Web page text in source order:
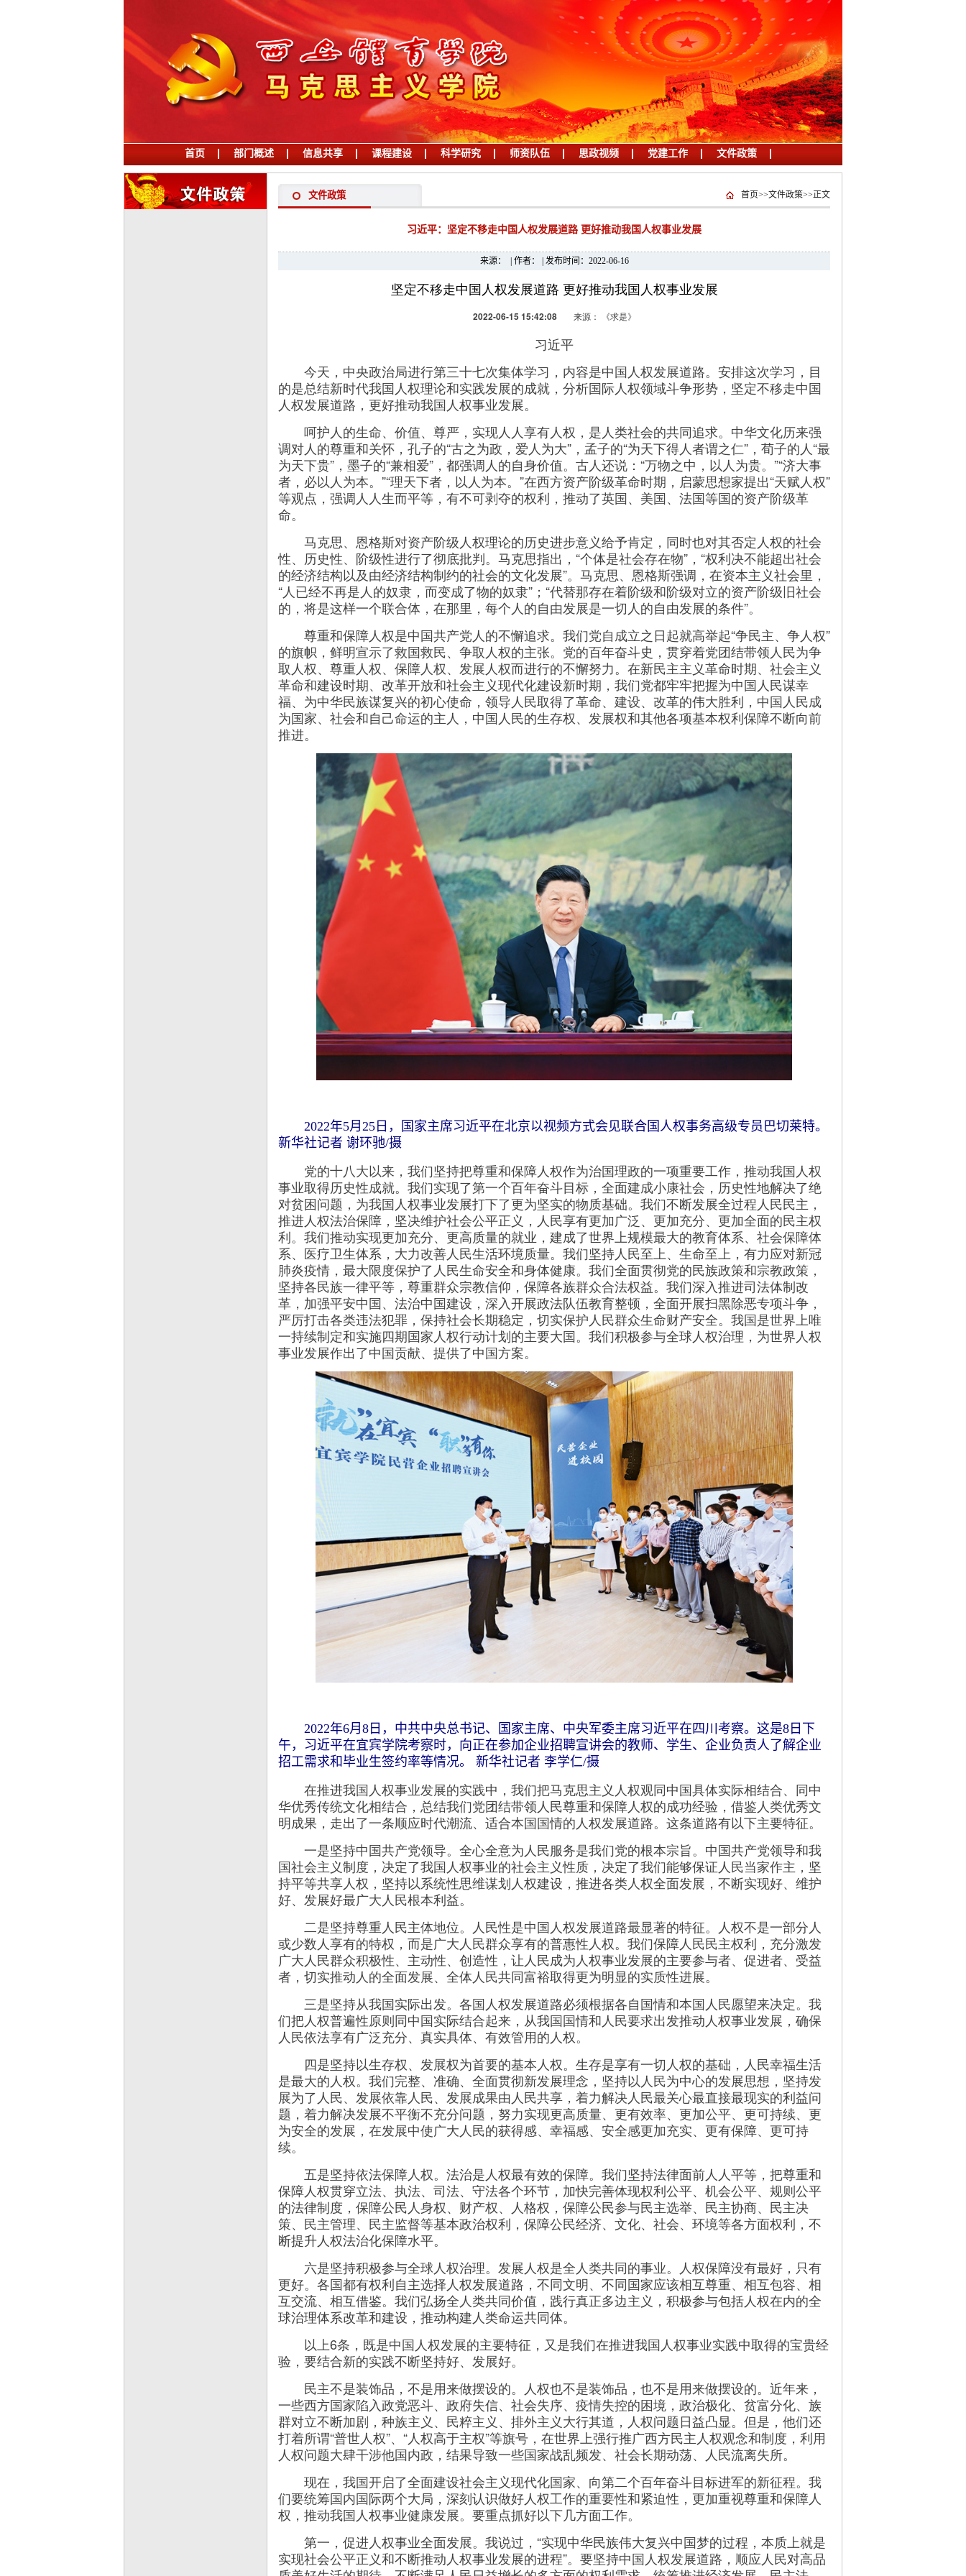
首页 部门概述 信息共享 课程建设 科学研究 师资队伍 思政视频 党建工作
文件政策
学习习近平党建思想
文件政策
首页>>文件政策>>正文
习近平：坚定不移走中国人权发展道路 更好推动我国人权事业发展
来源： | 作者： | 发布时间：2022-06-16
坚定不移走中国人权发展道路 更好推动我国人权事业发展
2022-06-15 15:42:08 来源： 《求是》
习近平
今天，中央政治局进行第三十七次集体学习，内容是中国人权发展道路。安排这次学习，目
的是总结新时代我国人权理论和实践发展的成就，分析国际人权领域斗争形势，坚定不移走中国
人权发展道路，更好推动我国人权事业发展。
呵护人的生命、价值、尊严，实现人人享有人权，是人类社会的共同追求。中华文化历来强
调对人的尊重和关怀，孔子的“古之为政，爱人为大”，孟子的“为天下得人者谓之仁”，荀子的人“最
为天下贵”，墨子的“兼相爱”，都强调人的自身价值。古人还说：“万物之中，以人为贵。”“济大事
者，必以人为本。”“理天下者，以人为本。”在西方资产阶级革命时期，启蒙思想家提出“天赋人权”
等观点，强调人人生而平等，有不可剥夺的权利，推动了英国、美国、法国等国的资产阶级革
命。
马克思、恩格斯对资产阶级人权理论的历史进步意义给予肯定，同时也对其否定人权的社会
性、历史性、阶级性进行了彻底批判。马克思指出，“个体是社会存在物”，“权利决不能超出社会
的经济结构以及由经济结构制约的社会的文化发展”。马克思、恩格斯强调，在资本主义社会里，
“人已经不再是人的奴隶，而变成了物的奴隶”；“代替那存在着阶级和阶级对立的资产阶级旧社会
的，将是这样一个联合体，在那里，每个人的自由发展是一切人的自由发展的条件”。
尊重和保障人权是中国共产党人的不懈追求。我们党自成立之日起就高举起“争民主、争人权”
的旗帜，鲜明宣示了救国救民、争取人权的主张。党的百年奋斗史，贯穿着党团结带领人民为争
取人权、尊重人权、保障人权、发展人权而进行的不懈努力。在新民主主义革命时期、社会主义
革命和建设时期、改革开放和社会主义现代化建设新时期，我们党都牢牢把握为中国人民谋幸
福、为中华民族谋复兴的初心使命，领导人民取得了革命、建设、改革的伟大胜利，中国人民成
为国家、社会和自己命运的主人，中国人民的生存权、发展权和其他各项基本权利保障不断向前
推进。
2022年5月25日，国家主席习近平在北京以视频方式会见联合国人权事务高级专员巴切莱特。
新华社记者 谢环驰/摄
党的十八大以来，我们坚持把尊重和保障人权作为治国理政的一项重要工作，推动我国人权
事业取得历史性成就。我们实现了第一个百年奋斗目标，全面建成小康社会，历史性地解决了绝
对贫困问题，为我国人权事业发展打下了更为坚实的物质基础。我们不断发展全过程人民民主，
推进人权法治保障，坚决维护社会公平正义，人民享有更加广泛、更加充分、更加全面的民主权
利。我们推动实现更加充分、更高质量的就业，建成了世界上规模最大的教育体系、社会保障体
系、医疗卫生体系，大力改善人民生活环境质量。我们坚持人民至上、生命至上，有力应对新冠
肺炎疫情，最大限度保护了人民生命安全和身体健康。我们全面贯彻党的民族政策和宗教政策，
坚持各民族一律平等，尊重群众宗教信仰，保障各族群众合法权益。我们深入推进司法体制改
革，加强平安中国、法治中国建设，深入开展政法队伍教育整顿，全面开展扫黑除恶专项斗争，
严厉打击各类违法犯罪，保持社会长期稳定，切实保护人民群众生命财产安全。我国是世界上唯
一持续制定和实施四期国家人权行动计划的主要大国。我们积极参与全球人权治理，为世界人权
事业发展作出了中国贡献、提供了中国方案。
2022年6月8日，中共中央总书记、国家主席、中央军委主席习近平在四川考察。这是8日下
午，习近平在宜宾学院考察时，向正在参加企业招聘宣讲会的教师、学生、企业负责人了解企业
招工需求和毕业生签约率等情况。 新华社记者 李学仁/摄
在推进我国人权事业发展的实践中，我们把马克思主义人权观同中国具体实际相结合、同中
华优秀传统文化相结合，总结我们党团结带领人民尊重和保障人权的成功经验，借鉴人类优秀文
明成果，走出了一条顺应时代潮流、适合本国国情的人权发展道路。这条道路有以下主要特征。
一是坚持中国共产党领导。全心全意为人民服务是我们党的根本宗旨。中国共产党领导和我
国社会主义制度，决定了我国人权事业的社会主义性质，决定了我们能够保证人民当家作主，坚
持平等共享人权，坚持以系统性思维谋划人权建设，推进各类人权全面发展，不断实现好、维护
好、发展好最广大人民根本利益。
二是坚持尊重人民主体地位。人民性是中国人权发展道路最显著的特征。人权不是一部分人
或少数人享有的特权，而是广大人民群众享有的普惠性人权。我们保障人民民主权利，充分激发
广大人民群众积极性、主动性、创造性，让人民成为人权事业发展的主要参与者、促进者、受益
者，切实推动人的全面发展、全体人民共同富裕取得更为明显的实质性进展。
三是坚持从我国实际出发。各国人权发展道路必须根据各自国情和本国人民愿望来决定。我
们把人权普遍性原则同中国实际结合起来，从我国国情和人民要求出发推动人权事业发展，确保
人民依法享有广泛充分、真实具体、有效管用的人权。
四是坚持以生存权、发展权为首要的基本人权。生存是享有一切人权的基础，人民幸福生活
是最大的人权。我们完整、准确、全面贯彻新发展理念，坚持以人民为中心的发展思想，坚持发
展为了人民、发展依靠人民、发展成果由人民共享，着力解决人民最关心最直接最现实的利益问
题，着力解决发展不平衡不充分问题，努力实现更高质量、更有效率、更加公平、更可持续、更
为安全的发展，在发展中使广大人民的获得感、幸福感、安全感更加充实、更有保障、更可持
续。
五是坚持依法保障人权。法治是人权最有效的保障。我们坚持法律面前人人平等，把尊重和
保障人权贯穿立法、执法、司法、守法各个环节，加快完善体现权利公平、机会公平、规则公平
的法律制度，保障公民人身权、财产权、人格权，保障公民参与民主选举、民主协商、民主决
策、民主管理、民主监督等基本政治权利，保障公民经济、文化、社会、环境等各方面权利，不
断提升人权法治化保障水平。
六是坚持积极参与全球人权治理。发展人权是全人类共同的事业。人权保障没有最好，只有
更好。各国都有权利自主选择人权发展道路，不同文明、不同国家应该相互尊重、相互包容、相
互交流、相互借鉴。我们弘扬全人类共同价值，践行真正多边主义，积极参与包括人权在内的全
球治理体系改革和建设，推动构建人类命运共同体。
以上6条，既是中国人权发展的主要特征，又是我们在推进我国人权事业实践中取得的宝贵经
验，要结合新的实践不断坚持好、发展好。
民主不是装饰品，不是用来做摆设的。人权也不是装饰品，也不是用来做摆设的。近年来，
一些西方国家陷入政党恶斗、政府失信、社会失序、疫情失控的困境，政治极化、贫富分化、族
群对立不断加剧，种族主义、民粹主义、排外主义大行其道，人权问题日益凸显。但是，他们还
打着所谓“普世人权”、“人权高于主权”等旗号，在世界上强行推广西方民主人权观念和制度，利用
人权问题大肆干涉他国内政，结果导致一些国家战乱频发、社会长期动荡、人民流离失所。
现在，我国开启了全面建设社会主义现代化国家、向第二个百年奋斗目标进军的新征程。我
们要统筹国内国际两个大局，深刻认识做好人权工作的重要性和紧迫性，更加重视尊重和保障人
权，推动我国人权事业健康发展。要重点抓好以下几方面工作。
第一，促进人权事业全面发展。我说过，“实现中华民族伟大复兴中国梦的过程，本质上就是
实现社会公平正义和不断推动人权事业发展的进程”。要坚持中国人权发展道路，顺应人民对高品